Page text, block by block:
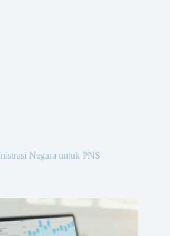
Negara untuk PNS